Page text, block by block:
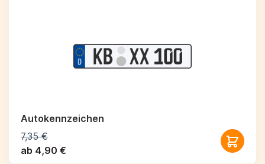
Autokennzeichen
7,35 €
ab 4,90 €